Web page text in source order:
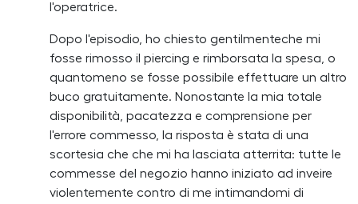
l'operatrice.
Dopo l'episodio, ho chiesto gentilmenteche mi
fosse rimosso il piercing e rimborsata la spesa, o
quantomeno se fosse possibile effettuare un altro
buco gratuitamente. Nonostante la mia totale
disponibilità, pacatezza e comprensione per
l'errore commesso, la risposta è stata di una
scortesia che che mi ha lasciata atterrita: tutte le
commesse del negozio hanno iniziato ad inveire
violentemente contro di me intimandomi di